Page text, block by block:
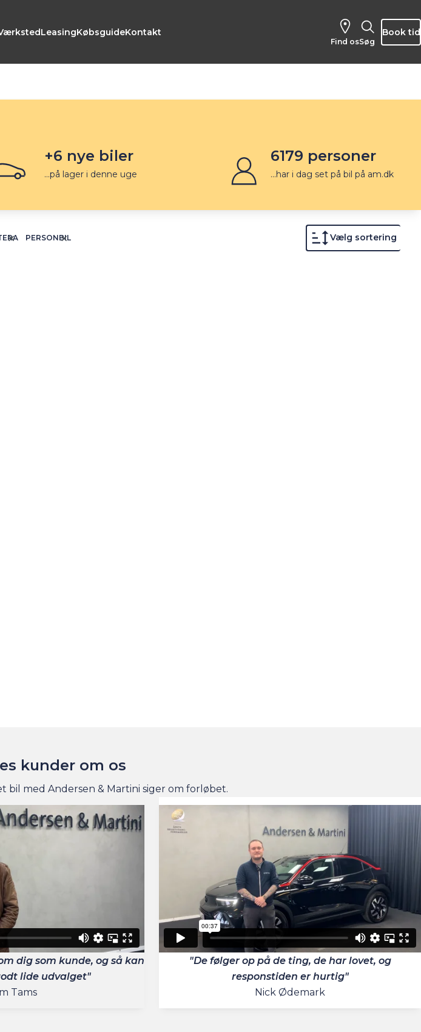
LeasingKøbsguideKontakt
Find os Søg
Book tid
6179 personer
...har i dag set på bil på am.dk
+6 nye biler
...på lager i denne uge
Vælg sortering
PERSONBIL
kunder om os
bil med Andersen & Martini siger om forløbet.
dig som kunde, og så kan
lide udvalget"
Tams
"De følger op på de ting, de har lovet, og
responstiden er hurtig"
Nick Ødemark